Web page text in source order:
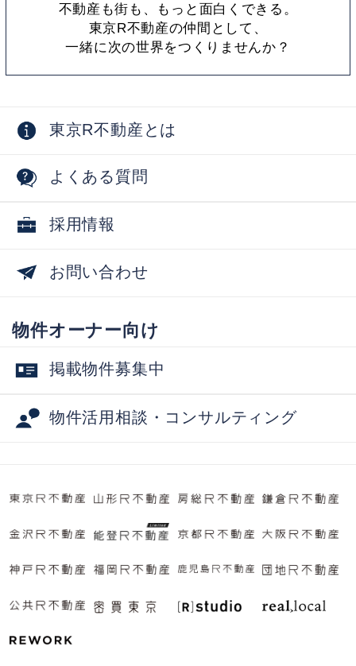
不動産も街も、もっと面白くできる。
東京R不動産の仲間として、
一緒に次の世界をつくりませんか？
東京R不動産とは
よくある質問
採用情報
お問い合わせ
物件オーナー向け
掲載物件募集中
物件活用相談・コンサルティング